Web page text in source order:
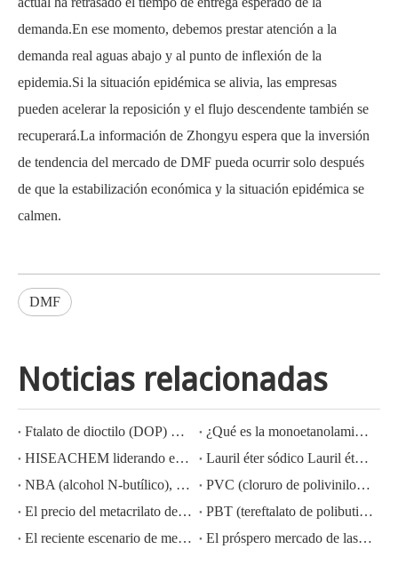
demanda.En ese momento, debemos prestar atención a la
demanda real aguas abajo y al punto de inflexión de la
epidemia.Si la situación epidémica se alivia, las empresas
pueden acelerar la reposición y el flujo descendente también se
recuperará.La información de Zhongyu espera que la inversión
de tendencia del mercado de DMF pueda ocurrir solo después
de que la estabilización económica y la situación epidémica se
calmen.
DMF
Noticias relacionadas
Ftalato de dioctilo (DOP) CAS NO.:117-81-7
¿Qué es la monoetanolamina (MEA)?
HISEACHEM liderando el camino: Éxito reciente en la exportación de ácido acético, ácido oxálico, ácido sulfúrico, ácido nítrico, soda cáustica, álcali líquido y metabisulfito de sodio de China
Lauril éter sódico Lauril éter sulfato sódico (sles70%/aes 70%) Nº CAS: 68585-34-2sles70%/aes 70%) Nº CAS: 68585-34-2
NBA (alcohol N-butílico), CAS NO.:71-36-3, conocimiento de la industria
PVC (cloruro de polivinilo) CAS NO.:9002-86-2
El precio del metacrilato de metilo MMA CAS 80-62-6 disminuye considerablemente
PBT (tereftalato de polibutileno) CAS NO.26062-94-2
El reciente escenario de mercado del ácido sulfúrico en China: un año en revisión
El próspero mercado de las exportaciones de hidróxido de potasio, hidróxido de sodio y peróxido de hidrógeno de China: una revisión del año pasado